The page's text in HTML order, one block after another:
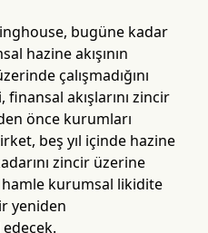
bugüne kadar
hazine akışının
çalışmadığını
akışlarını zincir
önce kurumları
beş yıl içinde hazine
zincir üzerine
hamle kurumsal likidite
yeniden
edecek.